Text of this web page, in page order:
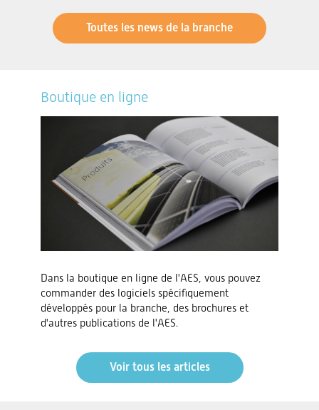
Toutes les news de la branche
Boutique en ligne
Dans la boutique en ligne de l'AES, vous pouvez
commander des logiciels spécifiquement
développés pour la branche, des brochures et
d'autres publications de l'AES.
Voir tous les articles